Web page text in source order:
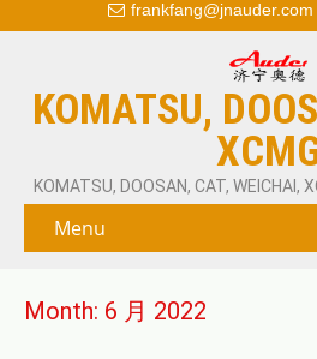
frankfang@jnauder.com
KOMATSU,
KOMATSU, DOOSAN, CAT, WEICHAI,
Menu
Month: 6 月 2022